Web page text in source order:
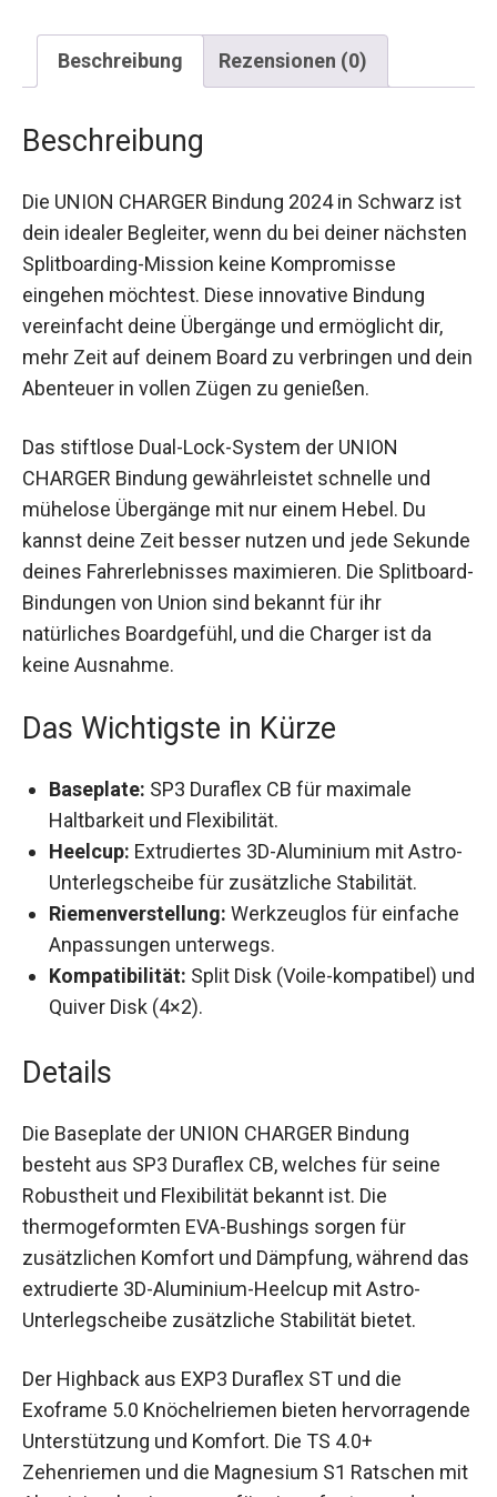
Beschreibung
ist dein idealer Begleiter, wenn du bei deiner
nächsten Splitboarding-Mission keine
Kompromisse eingehen möchtest. Diese
innovative Bindung vereinfacht deine Übergänge
und ermöglicht dir, mehr Zeit auf deinem Board
zu verbringen und dein Abenteuer in vollen Zügen
zu genießen.
Das stiftlose Dual-Lock-System der UNION
CHARGER Bindung gewährleistet schnelle und
mühelose Übergänge mit nur einem Hebel. Du
kannst deine Zeit besser nutzen und jede
Sekunde deines Fahrerlebnisses maximieren. Die
Splitboard-Bindungen von Union sind bekannt für
ihr natürliches Boardgefühl, und die Charger ist da
keine Ausnahme.
Das Wichtigste in Kürze
Baseplate: SP3 Duraflex CB für maximale
Haltbarkeit und Flexibilität.
Heelcup: Extrudiertes 3D-Aluminium mit
Astro-Unterlegscheibe für zusätzliche
Stabilität.
Riemenverstellung:Werkzeuglos für
einfache Anpassungen unterwegs.
Kompatibilität:Split Disk (Voile-kompatibel)
Details
Die Baseplate der UNION CHARGER Bindung
besteht aus SP3 Duraflex CB, welches für seine
Robustheit und Flexibilität bekannt ist. Die
thermogeformten EVA-Bushings sorgen für
zusätzlichen Komfort und Dämpfung, während
das extrudierte 3D-Aluminium-Heelcup mit Astro-
Unterlegscheibe zusätzliche Stabilität bietet.
Der Highback aus EXP3 Duraflex ST und die
Exoframe 5.0 Knöchelriemen bieten
hervorragende Unterstützung und Komfort. Die